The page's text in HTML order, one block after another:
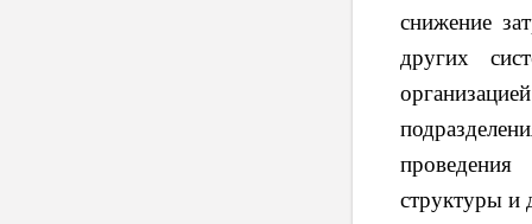
снижение
других
проведения
структуры и